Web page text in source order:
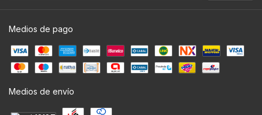
Medios de pago
Medios de envío